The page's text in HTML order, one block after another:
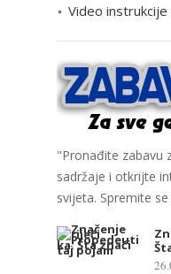
Video
"Pronađite zabavu
sadržaje i otkrijte
svijeta. Spremite